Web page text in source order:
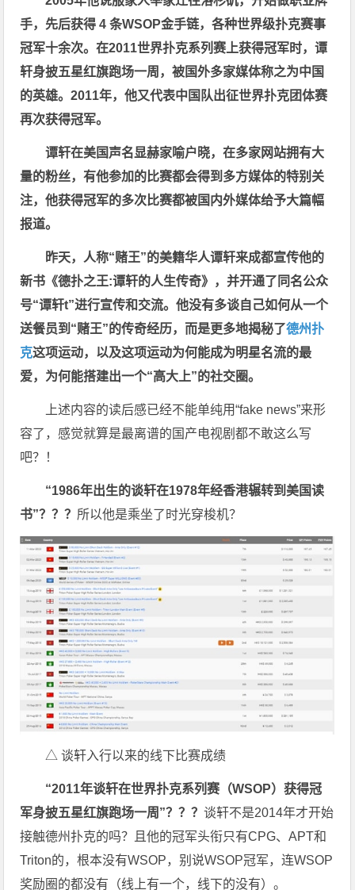
手，先后获得 4条WSOP金手链，各种世界级扑克赛事
冠军十余次。在2011世界扑克系列赛上获得冠军时，谭
轩身披五星红旗跑场一周，被国外多家媒体称之为中国
的英雄。2011年，他又代表中国队出征世界扑克团体赛
再次获得冠军。
谭轩在美国声名显赫家喻户晓，在多家网站拥有大
量的粉丝，有他参加的比赛都会得到多方媒体的特别关
注，他获得冠军的多次比赛都被国内外媒体给予大篇幅
报道。
昨天，人称“赌王”的美籍华人谭轩来成都宣传他的
新书《德扑之王:谭轩的人生传奇》，并开通了同名公众
号“谭轩t”进行宣传和交流。他没有多谈自己如何从一个
送餐员到“赌王”的传奇经历，而是更多地揭秘了德州扑
克这项运动，以及这项运动为何能成为明星名流的最
爱，为何能搭建出一个“高大上”的社交圈。
上述内容的读后感已经不能单纯用“fake news”来形
容了，感觉就算是最离谱的国产电视剧都不敢这么写
吧？！
“1986年出生的谈轩在1978年经香港辗转到美国读
书”？？？ 所以他是乘坐了时光穿梭机？
△ 谈轩入行以来的线下比赛成绩
“2011年谈轩在世界扑克系列赛（WSOP）获得冠
军身披五星红旗跑场一周”？？？谈轩不是2014年才开始
接触德州扑克的吗？且他的冠军头衔只有CPG、APT和
Triton的，根本没有WSOP，别说WSOP冠军，连WSOP
奖励圈的都没有（线上有一个，线下的没有）。